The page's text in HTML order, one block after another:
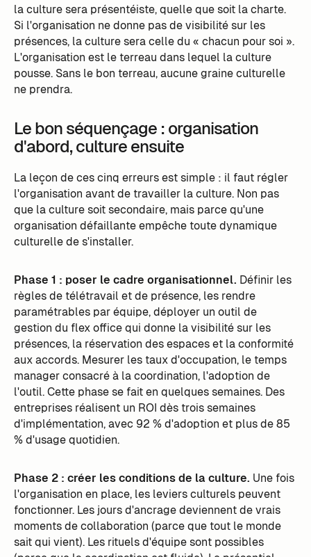
la culture sera présentéiste, quelle que soit la charte.
Si l'organisation ne donne pas de visibilité sur les
présences, la culture sera celle du « chacun pour soi ».
L'organisation est le terreau dans lequel la culture
pousse. Sans le bon terreau, aucune graine culturelle
ne prendra.
Le bon séquençage : organisation
d'abord, culture ensuite
La leçon de ces cinq erreurs est simple : il faut régler
l'organisation avant de travailler la culture. Non pas
que la culture soit secondaire, mais parce qu'une
organisation défaillante empêche toute dynamique
culturelle de s'installer.
Phase 1 : poser le cadre organisationnel. Définir les
règles de télétravail et de présence, les rendre
paramétrables par équipe, déployer un outil de
gestion du flex office qui donne la visibilité sur les
présences, la réservation des espaces et la conformité
aux accords. Mesurer les taux d'occupation, le temps
manager consacré à la coordination, l'adoption de
l'outil. Cette phase se fait en quelques semaines. Des
entreprises réalisent un ROI dès trois semaines
d'implémentation, avec 92 % d'adoption et plus de 85
% d'usage quotidien.
Phase 2 : créer les conditions de la culture. Une fois
l'organisation en place, les leviers culturels peuvent
fonctionner. Les jours d'ancrage deviennent de vrais
moments de collaboration (parce que tout le monde
sait qui vient). Les rituels d'équipe sont possibles